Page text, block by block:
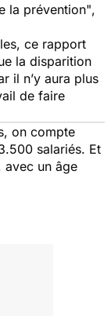
la prévention",
ce rapport
la disparition
il n’y aura plus
de faire
on compte
salariés. Et
avec un âge